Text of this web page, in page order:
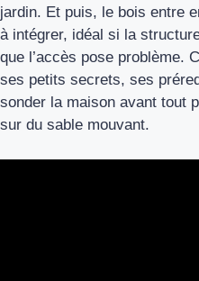
jardin. Et puis, le bois entre
à intégrer, idéal si la
que l’accès pose problème.
ses petits secrets, ses
sonder la maison avant tout
sur du sable mouvant.